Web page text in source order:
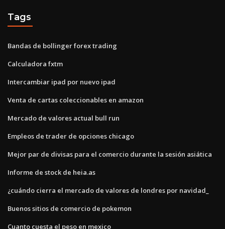
Tags
Bandas de bollinger forex trading
Calculadora fxtm
Intercambiar ipad por nuevo ipad
Venta de cartas coleccionables en amazon
Mercado de valores actual bull run
Empleos de trader de opciones chicago
Mejor par de divisas para el comercio durante la sesión asiática
Informe de stock de heia.as
¿cuándo cierra el mercado de valores de londres por navidad_
Buenos sitios de comercio de pokemon
Cuanto cuesta el peso en mexico